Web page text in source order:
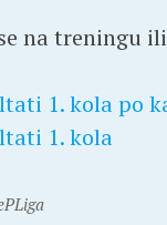
na treningu
1. kola po
1. kola